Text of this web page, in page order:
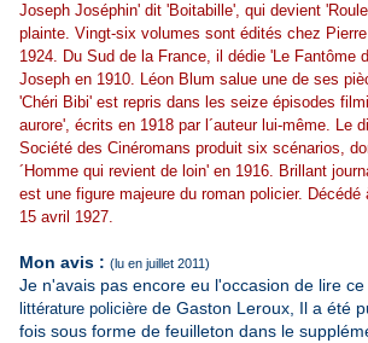
Joseph Joséphin' dit 'Boitabille', qui devient
plainte. Vingt-six volumes sont édités chez
1924. Du Sud de la France, il dédie 'Le Fantôme
Joseph en 1910. Léon Blum salue une de ses
'Chéri Bibi' est repris dans les seize épisodes
aurore', écrits en 1918 par l´auteur lui-même. Le
Société des Cinéromans produit six scénarios,
´Homme qui revient de loin' en 1916. Brillant
est une figure majeure du roman policier. Décédé
15 avril 1927.
Mon avis : (lu en juillet 2011)
Je n'avais pas encore eu l'occasion de lire ce
littérature policière de Gaston Leroux, Il a été
fois sous forme de feuilleton dans le